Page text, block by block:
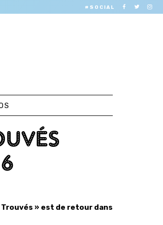
#SOCIAL
Trouvés » est de retour dans